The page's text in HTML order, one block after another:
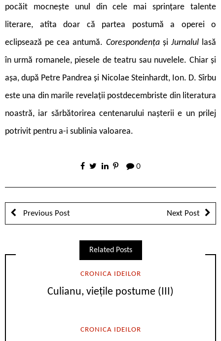
pocăit mocnește unul din cele mai sprințare talente
literare, atîta doar că partea postumă a operei o
eclipsează pe cea antumă. Corespondențași Jurnalullasă
în urmă romanele, piesele de teatru sau nuvelele. Chiar și
așa, după Petre Pandrea și Nicolae Steinhardt, Ion. D. Sîrbu
este una din marile revelații postdecembriste din literatura
noastră, iar sărbătorirea centenarului nașterii e un prilej
potrivit pentru a-i sublinia valoarea.
0
Previous Post Next Post
Related Posts
CRONICA IDEILOR
Culianu, viețile postume (III)
CRONICA IDEILOR